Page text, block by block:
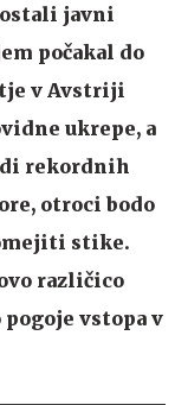
javni
počakal do
v Avstriji
ukrepe, a
rekordnih
otroci bodo
stike.
različico
vstopa v